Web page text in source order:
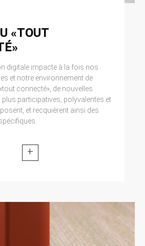
«TOUT
digitale impacte à la fois nos
et notre environnement de
connecté», de nouvelles
participatives, polyvalentes et
et recquièrent ainsi des
+